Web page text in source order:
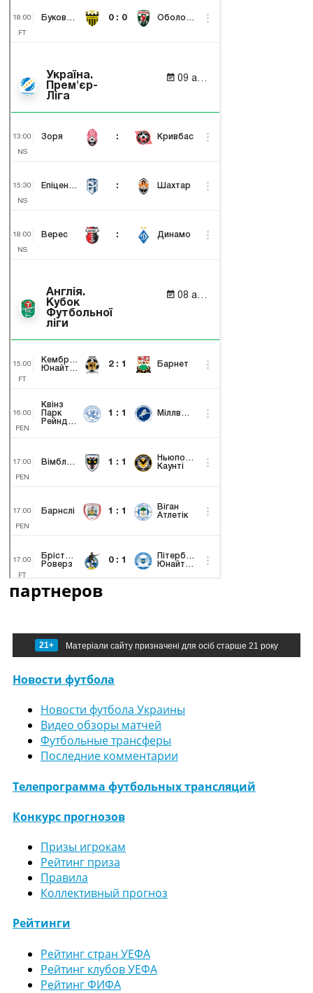
партнеров
21+ Матеріали сайту призначені для осіб старше 21 року
Новости футбола
Новости футбола Украины
Видео обзоры матчей
Футбольные трансферы
Последние комментарии
Телепрограмма футбольных трансляций
Конкурс прогнозов
Призы игрокам
Рейтинг приза
Правила
Коллективный прогноз
Рейтинги
Рейтинг стран УЕФА
Рейтинг клубов УЕФА
Рейтинг ФИФА